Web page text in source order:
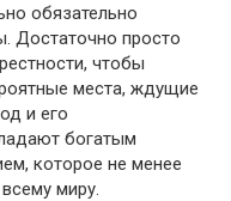
обязательно
Достаточно просто
чтобы
места, ждущие
и его
богатым
которое не менее
миру.